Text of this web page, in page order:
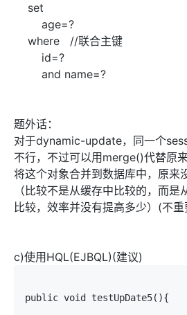
set
age=?
where //联合主键
id=?
and name=?
题外话：
对于dynamic-update，同一个
不行，不过可以用merge()代替原
将这个对象合并到数据库中，原来
（比较不是从缓存中比较的，而
比较，效率并没有提高多少）(不重
c)使用HQL(EJBQL)(建议)
public void testUpDate5(){